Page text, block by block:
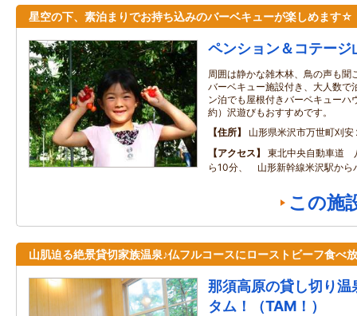
星空の下、素泊まりでお持ち込みのバーベキューが楽しめます☆
ペンション＆コテージ
周囲は静かな雑木林、鳥の声も聞
バーベキュー施設付き、大人数で
ン泊でも屋根付きバーベキューハ
約）沢遊びもおすすめです。
住所
山形県米沢市万世町刈
アクセス
東北中央自動車道
ら10分、 山形新幹線米沢駅か
この施
山肌迫る絶景貸切家族温泉♪仏フルコースにローストビーフ食べ
那須高原の貸し切り
タム！（TAM！）